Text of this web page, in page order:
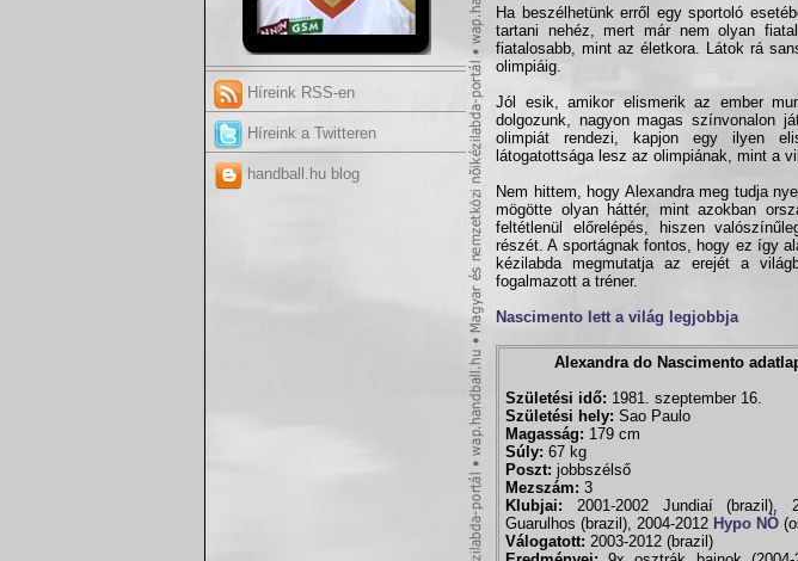
Híreink RSS-en
Híreink a Twitteren
handball.hu blog
Ha beszélhetünk erről egy sportoló
tartani nehéz, mert már nem olyan
fiatalosabb, mint az életkora. Látok rá
olimpiáig.
Jól esik, amikor elismerik az ember
dolgozunk, nagyon magas színvonalon
olimpiát rendezi, kapjon egy ilyen
látogatottsága lesz az olimpiának, mint a
Nem hittem, hogy Alexandra meg tudja
mögötte olyan háttér, mint azokban
feltétlenül előrelépés, hiszen
részét. A sportágnak fontos, hogy ez így
kézilabda megmutatja az erejét a
fogalmazott a tréner.
Nascimento lett a világ legjobbja
Alexandra do Nascimento
Születési idő: 1981. szeptember 16.
Születési hely: Sao Paulo
Magasság: 179 cm
Súly: 67 kg
Poszt: jobbszélső
Mezszám: 3
Klubjai: 2001-2002 Jundiaí (brazil),
Guarulhos (brazil), 2004-2012 Hypo NÖ
Válogatott: 2003-2012 (brazil)